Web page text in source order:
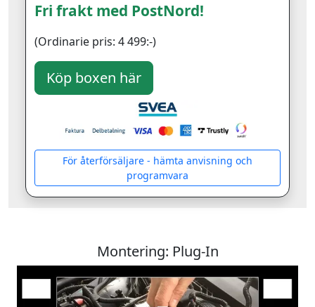
Fri frakt med PostNord!
(Ordinarie pris: 4 499:-)
För återförsäljare - hämta anvisning och
programvara
Montering: Plug-In